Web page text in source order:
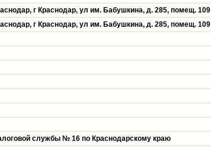
г Краснодар, ул им. Бабушкина, д. 285, помещ. 109
г Краснодар, ул им. Бабушкина, д. 285, помещ. 109
службы № 16 по Краснодарскому краю